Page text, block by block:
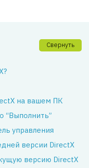
Свернуть
на вашем ПК
“Выполнить”
управления
версии DirectX
версию DirectX